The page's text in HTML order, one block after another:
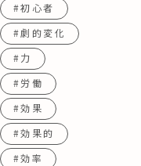
#初心者
#劇的変化
#力
#労働
#効果
#効果的
#効率